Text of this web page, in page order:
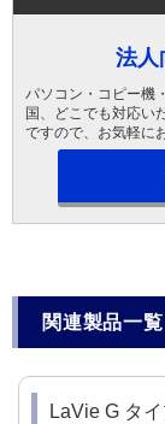
法人
パソコン・コピー機
国、どこでも対応い
ですので、お気軽に
関連製品一覧
LaVie G タ